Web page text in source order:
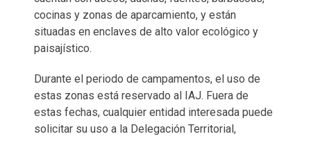
cocinas y zonas de aparcamiento, y están
situadas en enclaves de alto valor ecológico y
paisajístico.
Durante el periodo de campamentos, el uso de
estas zonas está reservado al IAJ. Fuera de
estas fechas, cualquier entidad interesada puede
solicitar su uso a la Delegación Territorial,